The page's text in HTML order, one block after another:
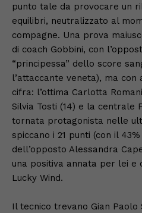
punto tale da provocare un
equilibri, neutralizzato al
compagne. Una prova
di coach Gobbini, con
“principessa” dello score
l’attaccante veneta), ma
cifra: l’ottima Carlotta
Silvia Tosti (14) e la centrale
tornata protagonista nelle
spiccano i 21 punti (con il
dell’opposto Alessandra
una positiva annata per lei e
Lucky Wind.
Il tecnico trevano Gian Paolo